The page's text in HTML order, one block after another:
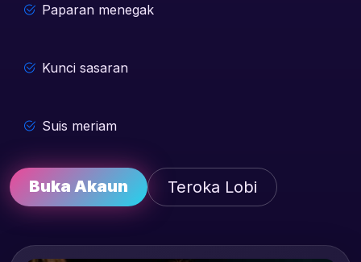
Paparan menegak
Kunci sasaran
Suis meriam
Buka Akaun Teroka Lobi